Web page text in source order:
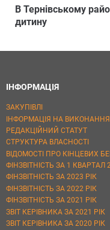
В Тернівському
дитину
ІНФОРМАЦІЯ
ЗАКУПІВЛІ
ІНФОРМАЦІЯ НА
РЕДАКЦІЙНИЙ СТАТУТ
СТРУКТУРА ВЛАСНОСТІ
ВІДОМОСТІ ПРО КІНЦЕВИХ
ФІНЗВІТНІСТЬ ЗА 1 КВАРТАЛ
ФІНЗВІТНІСТЬ ЗА 2023 РІК
ФІНЗВІТНІСТЬ ЗА 2022 РІК
ФІНЗВІТНІСТЬ ЗА 2021 РІК
ЗВІТ КЕРІВНИКА ЗА 2021 РІК
ЗВІТ КЕРІВНИКА ЗА 2020 РІК